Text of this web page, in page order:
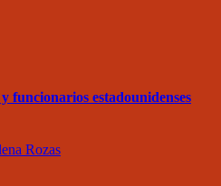
funcionarios estadounidenses
Rozas